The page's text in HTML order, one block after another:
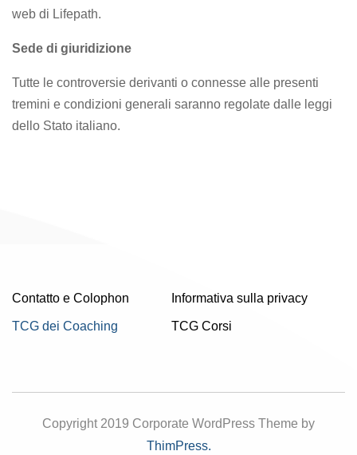
web di Lifepath.
Sede di giuridizione
Tutte le controversie derivanti o connesse alle presenti
tremini e condizioni generali saranno regolate dalle leggi
dello Stato italiano.
Contatto e Colophon Informativa sulla privacy
TCG dei Coaching TCG Corsi
Copyright 2019 Corporate WordPress Theme by
ThimPress.